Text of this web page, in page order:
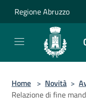
Regione Abruzzo
Home > Novità >
Relazione di fine